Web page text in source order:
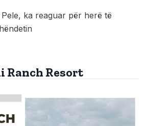
ka reaguar për herë të
Ranch Resort